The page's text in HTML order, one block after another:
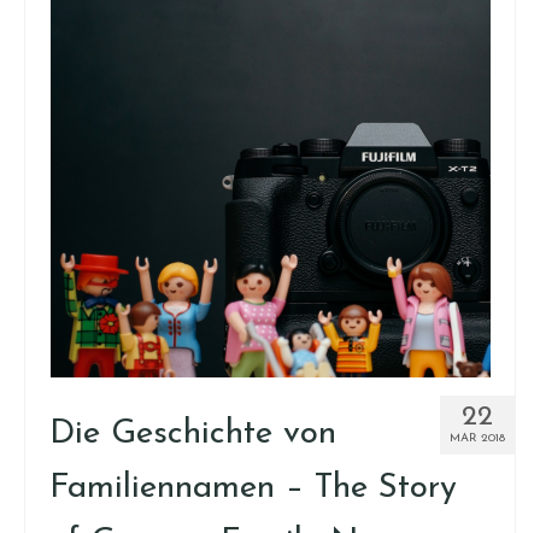
22
MAR 2018
Die Geschichte von
Familiennamen – The Story